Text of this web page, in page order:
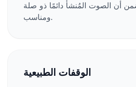
أن الصوت المُنشأ دائمًا ذو صلة
ومناسب.
الوقفات الطبيعية